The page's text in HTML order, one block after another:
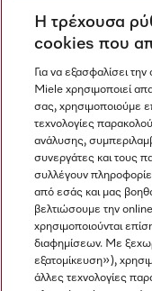
Ανακαλύψτε τα Miele
Newsletter
Miele στο Instagram
Miele στοMiele
Η τρέχουσα
cookies που
Για να εξασφαλίσει
Miele χρησιμοποιεί
σας, χρησιμοποιούμε
τεχνολογίες
ανάλυσης,
συνεργάτες και τους
συλλέγουν
από εσάς και μας
βελτιώσουμε την
χρησιμοποιούνται
διαφημίσεων. Με
εξατομίκευση»),
άλλες τεχνολογίες